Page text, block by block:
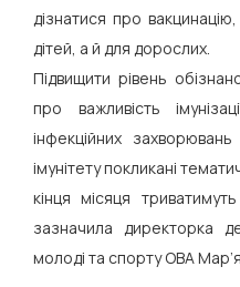
дізнатися про
дітей, а й для дорослих.
Підвищити рівень
про важливість
інфекційних
імунітету покликані
кінця місяця
зазначила директорка
молоді та спорту ОВА